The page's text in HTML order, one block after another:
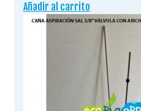
Añadir al carrito